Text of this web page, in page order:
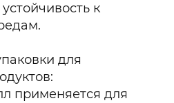
к
для
применяется для